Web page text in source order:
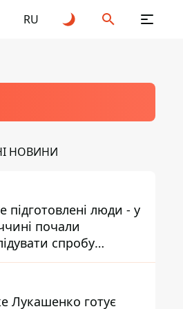
RU
НОВИНИ
підготовлені люди - у
почали
спробу
дроном по
літаку на
Лукашенко готує